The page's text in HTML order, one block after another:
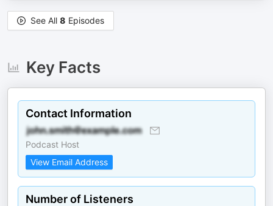
See All 8 Episodes
Key Facts
Contact Information
Podcast Host
View Email Address
Number of Listeners